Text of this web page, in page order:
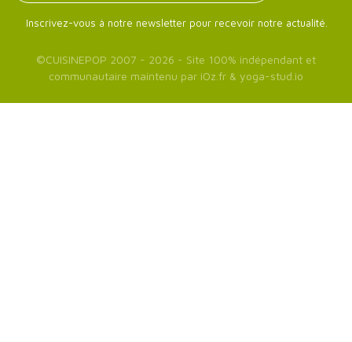
Inscrivez-vous à notre newsletter pour recevoir notre actualité.
©CUISINEPOP 2007 - 2026 - Site 100% indépendant et
communautaire maintenu par iOz.fr & yoga-stud.io